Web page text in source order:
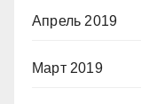
Апрель 2019
Март 2019